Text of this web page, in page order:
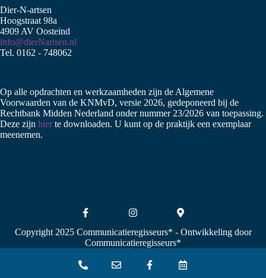
Dier-N-artsen
Hoogstraat 98a
4909 AV Oosteind
info@dierNartsen.nl
Tel. 0162 - 748062
Op alle opdrachten en werkzaamheden zijn de Algemene
Voorwaarden van de KNMvD, versie 2026, gedeponeerd bij de
Rechtbank Midden Nederland onder nummer 23/2026 van toepassing.
Deze zijn hierte downloaden. U kunt op de praktijk een exemplaar
meenemen.
Copyright 2025 Communicatieregisseurs* - Ontwikkeling door
Communicatieregisseurs*